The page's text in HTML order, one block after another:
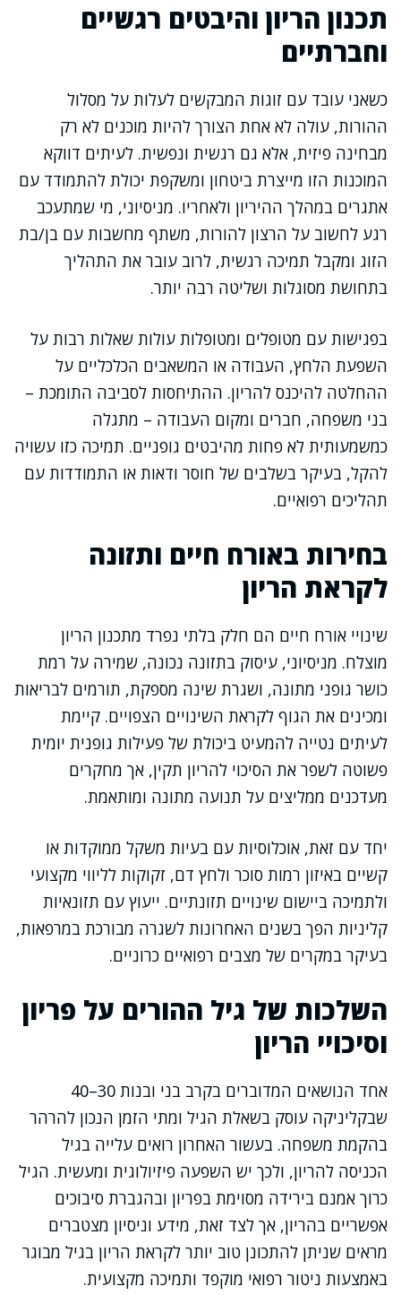
תכנון הריון והיבטים רגשיים
וחברתיים
כשאני עובד עם זוגות המבקשים לעלות על מסלול
ההורות, עולה לא אחת הצורך להיות מוכנים לא רק
מבחינה פיזית, אלא גם רגשית ונפשית. לעיתים דווקא
המוכנות הזו מייצרת ביטחון ומשקפת יכולת להתמודד עם
אתגרים במהלך ההיריון ולאחריו. מניסיוני, מי שמתעכב
רגע לחשוב על הרצון להורות, משתף מחשבות עם בן/בת
הזוג ומקבל תמיכה רגשית, לרוב עובר את התהליך
בתחושת מסוגלות ושליטה רבה יותר.
בפגישות עם מטופלים ומטופלות עולות שאלות רבות על
השפעת הלחץ, העבודה או המשאבים הכלכליים על
ההחלטה להיכנס להריון. ההתיחסות לסביבה התומכת –
בני משפחה, חברים ומקום העבודה – מתגלה
כמשמעותית לא פחות מהיבטים גופניים. תמיכה כזו עשויה
להקל, בעיקר בשלבים של חוסר ודאות או התמודדות עם
תהליכים רפואיים.
בחירות באורח חיים ותזונה
לקראת הריון
שינויי אורח חיים הם חלק בלתי נפרד מתכנון הריון
מוצלח. מניסיוני, עיסוק בתזונה נכונה, שמירה על רמת
כושר גופני מתונה, ושגרת שינה מספקת, תורמים לבריאות
ומכינים את הגוף לקראת השינויים הצפויים. קיימת
לעיתים נטייה להמעיט ביכולת של פעילות גופנית יומית
פשוטה לשפר את הסיכוי להריון תקין, אך מחקרים
מעדכנים ממליצים על תנועה מתונה ומותאמת.
יחד עם זאת, אוכלוסיות עם בעיות משקל ממוקדות או
קשיים באיזון רמות סוכר ולחץ דם, זקוקות לליווי מקצועי
ולתמיכה ביישום שינויים תזונתיים. ייעוץ עם תזונאיות
קליניות הפך בשנים האחרונות לשגרה מבורכת במרפאות,
בעיקר במקרים של מצבים רפואיים כרוניים.
השלכות של גיל ההורים על פריון
וסיכויי הריון
אחד הנושאים המדוברים בקרב בני ובנות 30–40
שבקליניקה עוסק בשאלת הגיל ומתי הזמן הנכון להרהר
בהקמת משפחה. בעשור האחרון רואים עלייה בגיל
הכניסה להריון, ולכך יש השפעה פיזיולוגית ומעשית. הגיל
כרוך אמנם בירידה מסוימת בפריון ובהגברת סיבוכים
אפשריים בהריון, אך לצד זאת, מידע וניסיון מצטברים
מראים שניתן להתכונן טוב יותר לקראת הריון בגיל מבוגר
באמצעות ניטור רפואי מוקפד ותמיכה מקצועית.